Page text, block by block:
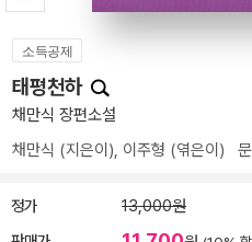
소득공제
태평천하
채만식 장편소설
채만식 (지은이), 이주형 (엮은이)
정가 13,000원